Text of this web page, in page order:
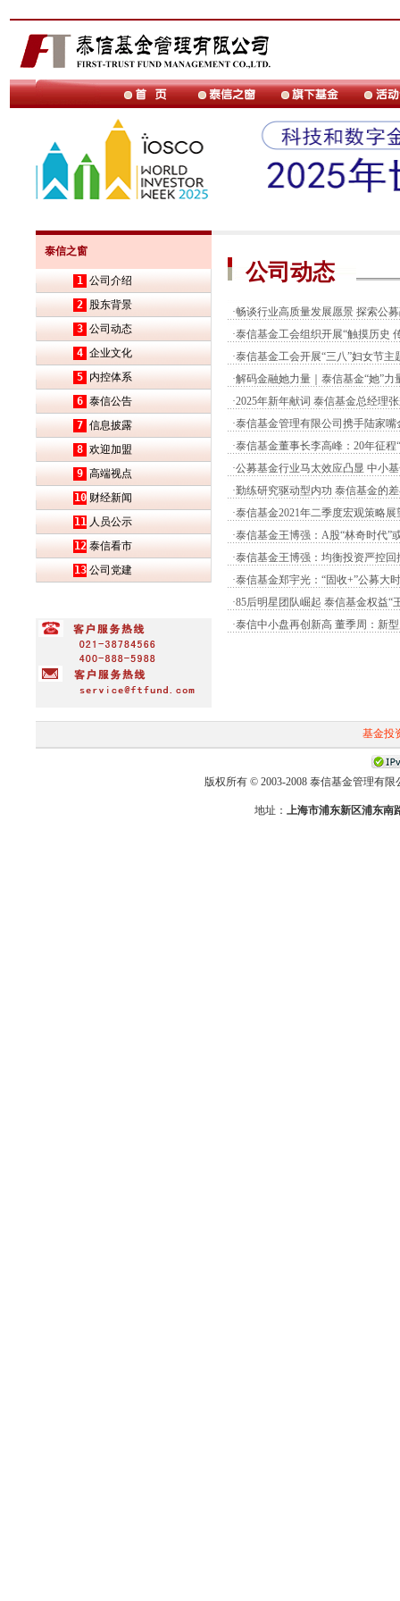
泰信之窗
1 公司介绍
2 股东背景
3 公司动态
4 企业文化
5 内控体系
6 泰信公告
7 信息披露
8 欢迎加盟
9 高端视点
10 财经新闻
11 人员公示
12 泰信看市
13 公司党建
公司动态
·畅谈行业高质量发展愿景 探索公
·泰信基金工会组织开展“触摸历史
·泰信基金工会开展“三八”妇女节主
·解码金融她力量｜泰信基金“她”
·2025年新年献词 泰信基金总经理
·泰信基金管理有限公司携手陆家
·泰信基金董事长李高峰：20年征
·公募基金行业马太效应凸显 中小
·勤练研究驱动型内功 泰信基金的
·泰信基金2021年二季度宏观策略展
·泰信基金王博强：A股“林奇时代”
·泰信基金王博强：均衡投资严控
·泰信基金郑宇光：“固收+”公募大
·85后明星团队崛起 泰信基金权益“
·泰信中小盘再创新高 董季周：新
基金投
版权所有 © 2003-2008 泰信基金管理有限
地址： 上海市浦东新区浦东南